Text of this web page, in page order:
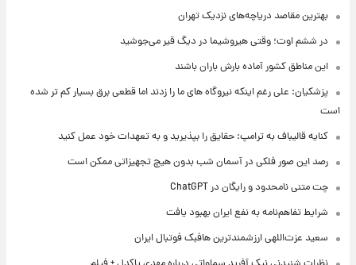
بهترین مقاصد دریاچه‌های نزدیک تهران
در ششم اوت؛ وقتی هیروشیما در دیگ قیر می‌جوشید
این مناطق کشور آماده بارش باران باشند
پزشکیان: علی رغم اینکه نیروگاه های ما را زدند اما قطعی برق بسیار کم تر شده
است
کنایه قالیباف به ترامپ: حقایق را بپذیرید و به تعهدات خود عمل کنید
رصد این صور فلکی در آسمان شب بدون هیچ تجهیزاتی ممکن است
چت متنی نامحدود و رایگان در ChatGPT
شرایط تفاهم‌نامه به نفع ایران بهبود یافت
سعید عزت‌اللهی ارزشمندترین هافبک فوتبال ایران